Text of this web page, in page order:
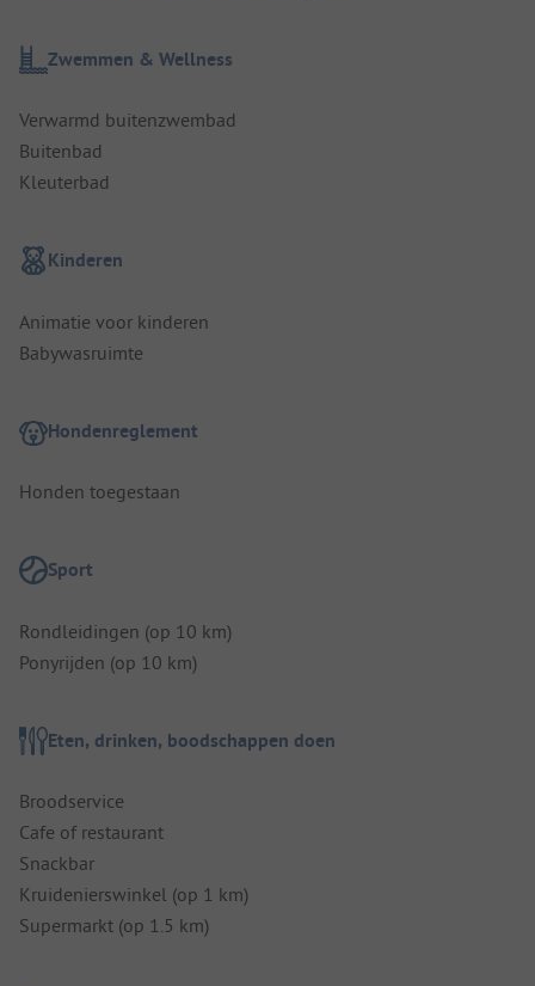
Zwemmen & Wellness
Verwarmd buitenzwembad
Buitenbad
Kleuterbad
Kinderen
Animatie voor kinderen
Babywasruimte
Hondenreglement
Honden toegestaan
Sport
Rondleidingen (op 10 km)
Ponyrijden (op 10 km)
Eten, drinken, boodschappen doen
Broodservice
Cafe of restaurant
Snackbar
Kruidenierswinkel (op 1 km)
Supermarkt (op 1.5 km)